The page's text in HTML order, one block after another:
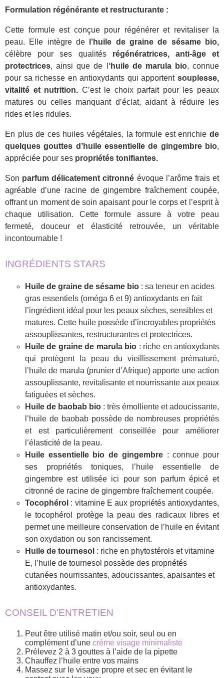
Formulation régénérante et restructurante :
Cette formule est conçue pour régénérer et revitaliser la
peau. Elle intègre de
l’huile de graine de sésame bio,
célèbre pour ses qualitésrégénératrices, anti-âge et
protectrices, ainsi que de l ‘huile de marula bio, connue
pour sa richesse en antioxydants qui apportentsouplesse,
vitalité et nutrition. C’est le choix parfait pour les peaux
matures ou celles manquant d’éclat, aidant à réduire les
rides et les ridules.
En plus de ces huiles végétales, la formule est enrichie de
quelques gouttes d’huile essentielle de gingembre bio,
appréciée pour ses propriétés tonifiantes.
Son parfum délicatement citronné évoque l’arôme frais et
agréable d’une racine de gingembre fraîchement coupée,
offrant un moment de soin apaisant pour le corps et l’esprit à
chaque utilisation. Cette formule assure à votre peau
fermeté, douceur et élasticité retrouvée, un véritable
incontournable !
INGRÉDIENTS STARS
Huile de graine de sésame bio : sa teneur en acides
gras essentiels (oméga 6 et 9) antioxydants en fait
l’ingrédient idéal pour les peaux sèches, sensibles et
matures. Cette huile possède d’incroyables propriétés
assouplissantes, restructurantes et protectrices.
Huile de graine de marula bio : riche en antioxydants
qui protègent la peau du vieillissement prématuré,
l’huile de marula (prunier d’Afrique) apporte une action
assouplissante, revitalisante et nourrissante aux peaux
fatiguées et sèches.
Huile de baobab bio : très émolliente et adoucissante,
l’huile de baobab possède de nombreuses propriétés
et est particulièrement conseillée pour améliorer
l’élasticité de la peau.
Huile essentielle bio de gingembre: connue pour
ses propriétés toniques, l’huile essentielle de
gingembre est utilisée ici pour son parfum épicé et
citronné de racine de gingembre fraîchement coupée.
Tocophérol : vitamine E aux propriétés antioxydantes,
le tocophérol protège la peau des radicaux libres et
permet une meilleure conservation de l’huile en évitant
son oxydation ou son rancissement.
Huile de tournesol : riche en phytostérols et vitamine
E, l’huile de tournesol possède des propriétés
cutanées nourrissantes, adoucissantes, apaisantes et
antioxydantes.
CONSEIL D'ENTRETIEN
Peut être utilisé matin et/ou soir, seul ou en
complément d’une crème visage minimaliste
Prélevez 2 à 3 gouttes à l’aide de la pipette
Chauffez l’huile entre vos mains
Massez sur le visage propre et sec en évitant le